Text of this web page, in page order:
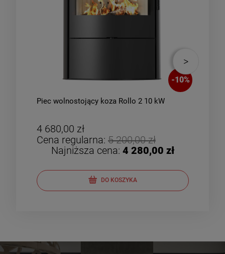
-10%
Piec wolnostojący koza Rollo 2 10 kW
4 680,00 zł
Cena regularna: 5 200,00 zł
Najniższa cena: 4 280,00 zł
DO KOSZYKA